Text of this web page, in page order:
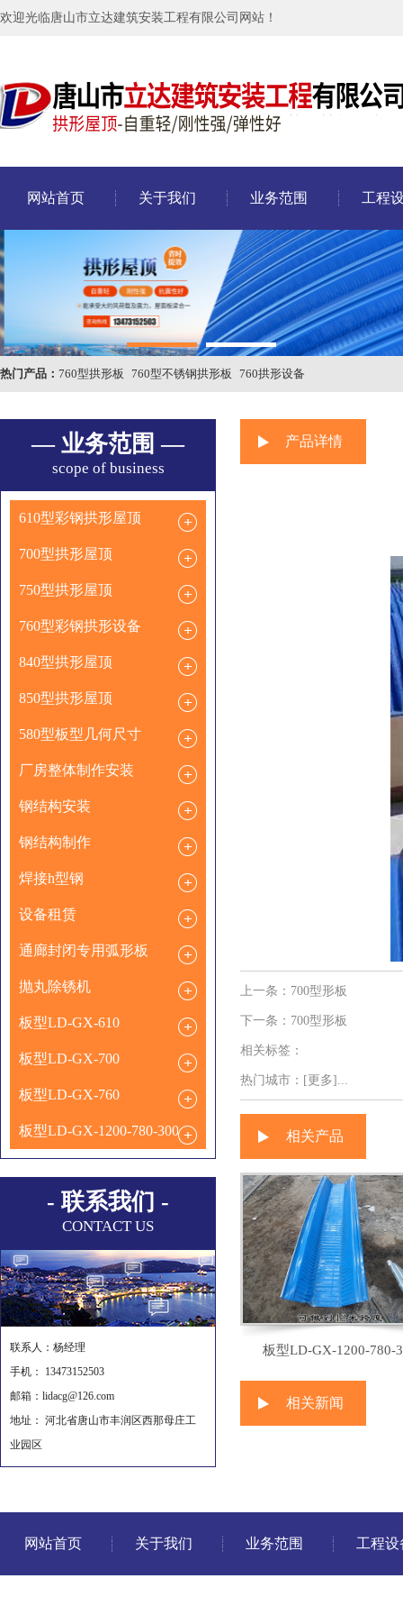
欢迎光临唐山市立达建筑安装工程有限公司网站！
网站首页 关于我们 业务范围 工程
热门产品： 760型拱形板 760型不锈钢拱形板 760拱形设备
— 业务范围 —
scope of business
610型彩钢拱形屋顶
700型拱形屋顶
750型拱形屋顶
760型彩钢拱形设备
840型拱形屋顶
850型拱形屋顶
580型板型几何尺寸
厂房整体制作安装
钢结构安装
钢结构制作
焊接h型钢
设备租赁
通廊封闭专用弧形板
抛丸除锈机
板型LD-GX-610
板型LD-GX-700
板型LD-GX-760
板型LD-GX-1200-780-300
- 联系我们 -
CONTACT US
联系人：杨经理
手机： 13473152503
邮箱：lidacg@126.com
地址： 河北省唐山市丰润区西那母庄工
业园区
产品详情
上一条： 700型形板
下一条： 700型形板
相关标签：
热门城市： [更多]...
相关产品
板型LD-GX-1200-780-
相关新闻
网站首页 关于我们 业务范围 工程设